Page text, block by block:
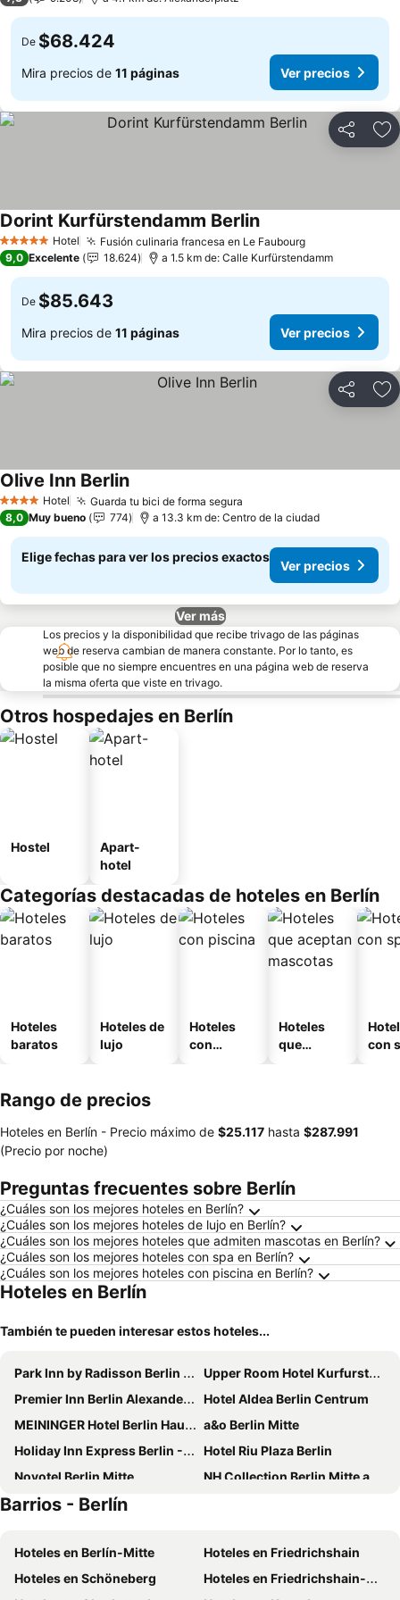
De $68.424
Mira precios de 11 páginas Ver precios
Compartir
5 Estrellas Hotel Fusión culinaria francesa en Le Faubourg
Dorint Kurfürstendamm Berlin
9,0 Excelente 18.624 a 1.5 km de: Calle Kurfürstendamm
De $85.643
Mira precios de 11 páginas Ver precios
Compartir
4 EstrellasHotel Guarda tu bici de forma segura
Olive Inn Berlin
8,0 Muy bueno 774 a 13.3 km de: Centro de la ciudad
Elige fechas para ver los precios exactos
Ver precios
Ver más
Los precios y la disponibilidad que recibe trivago de las páginas
web de reserva cambian de manera constante. Por lo tanto, es
posible que no siempre encuentres en una página web de reserva
la misma oferta que viste en trivago.
Otros hospedajes en Berlín
Hostel
Apart-
hotel
Categorías destacadas de hoteles en Berlín
Hoteles
baratos
Hoteles de
lujo
Hoteles
con
Hoteles
que
con
Rango de precios
Hoteles en Berlín - Precio máximo de ‎$25.117 hasta ‎$287.991
(Precio por noche)
Preguntas frecuentes sobre Berlín
¿Cuáles son los mejores hoteles en Berlín?
¿Cuáles son los mejores hoteles de lujo en Berlín?
¿Cuáles son los mejores hoteles que admiten mascotas en Berlín?
¿Cuáles son los mejores hoteles con spa en Berlín?
¿Cuáles son los mejores hoteles con piscina en Berlín?
Hoteles en Berlín
También te pueden interesar estos hoteles...
Park Inn by Radisson Berlin Alexanderplatz
Upper Room Hotel Kurfurstendamm
Premier Inn Berlin Alexanderplatz hotel
Hotel Aldea Berlin Centrum
MEININGER Hotel Berlin Hauptbahnhof
a&o Berlin Mitte
Holiday Inn Express Berlin - Alexanderplatz By Ihg
Hotel Riu Plaza Berlin
Novotel Berlin Mitte
NH Collection Berlin Mitte am Checkpoint Charlie
ALFA Hotel
Meliá Berlin
CALMA Berlin Mitte
Hampton by Hilton Berlin City Centre Alexanderplatz
Wyndham Garden Berlin Mitte
Barrios - Berlín
Hoteles en Berlín-Mitte
Hoteles en Friedrichshain
Hoteles en Schöneberg
Hoteles en Friedrichshain-Kreuzberg